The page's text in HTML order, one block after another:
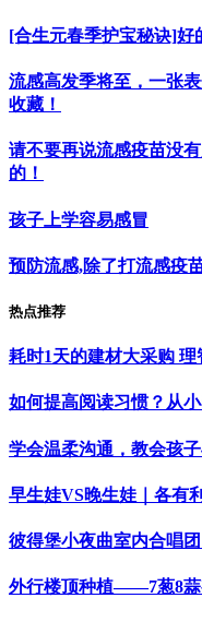
[合生元春季护宝秘诀]好
流感高发季将至，一张
收藏！
请不要再说流感疫苗没
的！
孩子上学容易感冒
预防流感,除了打流感疫
热点推荐
耗时1天的建材大采购
如何提高阅读习惯？从
学会温柔沟通，教会孩
早生娃VS晚生娃｜各有
彼得堡小夜曲室内合唱
外行楼顶种植——7葱8蒜